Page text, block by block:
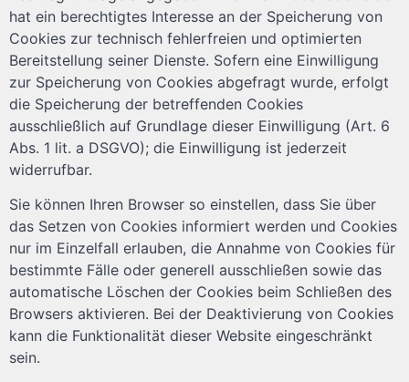
hat ein berechtigtes Interesse an der Speicherung von
Cookies zur technisch fehlerfreien und optimierten
Bereitstellung seiner Dienste. Sofern eine Einwilligung
zur Speicherung von Cookies abgefragt wurde, erfolgt
die Speicherung der betreffenden Cookies
ausschließlich auf Grundlage dieser Einwilligung (Art. 6
Abs. 1 lit. a DSGVO); die Einwilligung ist jederzeit
widerrufbar.
Sie können Ihren Browser so einstellen, dass Sie über
das Setzen von Cookies informiert werden und Cookies
nur im Einzelfall erlauben, die Annahme von Cookies für
bestimmte Fälle oder generell ausschließen sowie das
automatische Löschen der Cookies beim Schließen des
Browsers aktivieren. Bei der Deaktivierung von Cookies
kann die Funktionalität dieser Website eingeschränkt
sein.